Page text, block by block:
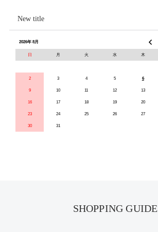
New title
2026年 8月
日 月 火 水 木
2 3 4 5 6
9 10 11 12 13
16 17 18 19 20
23 24 25 26 27
30 31
SHOPPING GUIDE